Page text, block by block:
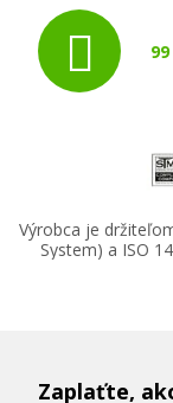
Výrobca je
System) a ISO
Zaplaťte,